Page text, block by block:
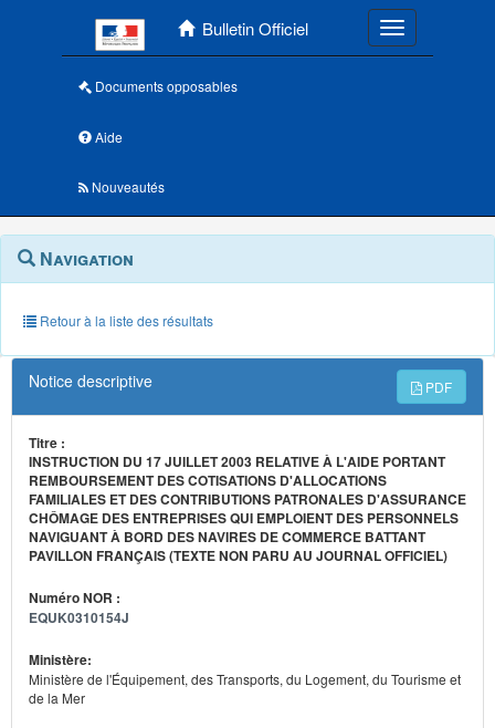
Bulletin Officiel Toggle
Documents opposables
Aide
Nouveautés
Navigation
outils
annexes
Menu
contextuel
Navigation
Retour à la liste des résultats
Notice descriptive PDF
Titre :
INSTRUCTION DU 17 JUILLET 2003 RELATIVE À L'AIDE PORTANT
REMBOURSEMENT DES COTISATIONS D'ALLOCATIONS
FAMILIALES ET DES CONTRIBUTIONS PATRONALES D'ASSURANCE
CHÔMAGE DES ENTREPRISES QUI EMPLOIENT DES PERSONNELS
NAVIGUANT À BORD DES NAVIRES DE COMMERCE BATTANT
PAVILLON FRANÇAIS (TEXTE NON PARU AU JOURNAL OFFICIEL)
Numéro NOR :
EQUK0310154J
Ministère:
Ministère de l'Équipement, des Transports, du Logement, du Tourisme et
de la Mer